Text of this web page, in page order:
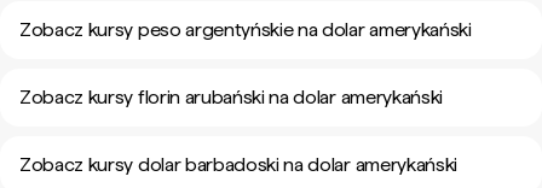
Zobacz kursy peso argentyńskie na dolar amerykański
Zobacz kursy florin arubański na dolar amerykański
Zobacz kursy dolar barbadoski na dolar amerykański